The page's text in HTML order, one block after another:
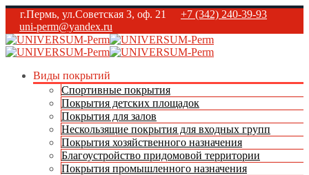
г.Пермь, ул.Советская 3, оф. 21
+7 (342) 240-39-93
uni-perm@yandex.ru
Виды покрытий
Спортивные покрытия
Покрытия детских площадок
Покрытия для залов
Нескользящие покрытия для входных групп
Покрытия хозяйственного назначения
Благоустройство придомовой территории
Покрытия промышленного назначения